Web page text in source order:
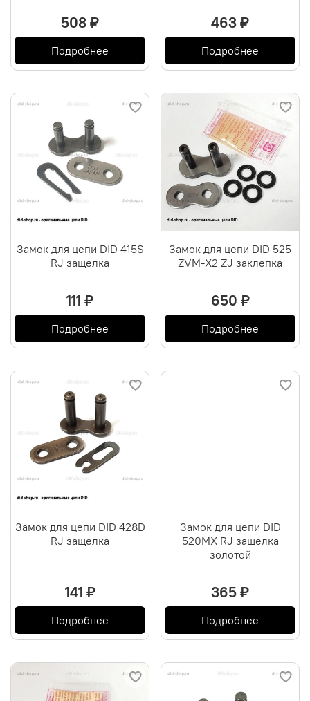
508 ₽
Подробнее
463 ₽
Подробнее
Замок для цепи DID 415S
RJ защелка
111 ₽
Подробнее
Замок для цепи DID 525
ZVM-X2 ZJ заклепка
650 ₽
Подробнее
Замок для цепи DID 428D
RJ защелка
141 ₽
Подробнее
Замок для цепи DID
520MX RJ защелка
золотой
365 ₽
Подробнее